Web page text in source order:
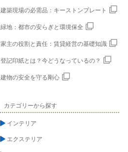
建築現場の必需品：キーストンプレート
緑地：都市の安らぎと環境保全
家主の役割と責任：賃貸経営の基礎知識
登記印紙とは？今どうなっているの？
建物の安全を守る剛心
カテゴリーから探す
インテリア
エクステリア